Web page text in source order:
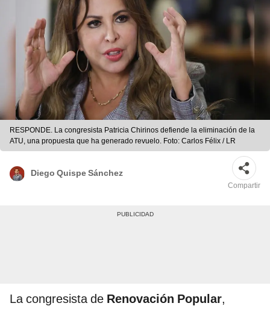
RESPONDE. La congresista Patricia Chirinos defiende la eliminación de la
ATU, una propuesta que ha generado revuelo. Foto: Carlos Félix / LR
Diego Quispe Sánchez
Compartir
La congresista de Renovación Popular,